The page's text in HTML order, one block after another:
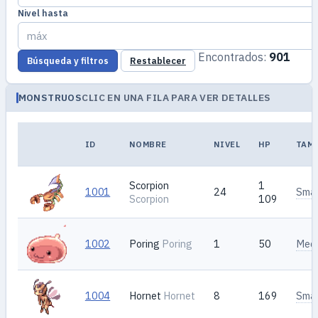
Nivel hasta
Búsqueda y filtros Restablecer Encontrados: 901
MONSTRUOSCLIC EN UNA FILA PARA VER DETALLES
ID NOMBRE NIVEL HP
1001
Scorpion
Scorpion
24
1
109
1002 Poring Poring 1 50
1004 Hornet Hornet 8 169